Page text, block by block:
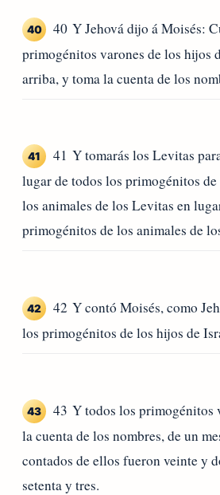
40
40 Y Jehová dijo á Moisés:
primogénitos varones de los hijos
arriba, y toma la cuenta de los
41
41 Y tomarás los Levitas
lugar de todos los primogénitos
los animales de los Levitas en
primogénitos de los animales de
42
42 Y contó Moisés, como
los primogénitos de los hijos de
43
43 Y todos los primogénitos
la cuenta de los nombres, de un
contados de ellos fueron veinte y
setenta y tres.